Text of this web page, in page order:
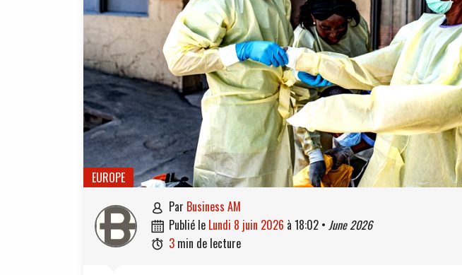
EUROPE
 par Business AM
 publié le lundi 8 juin 2026 à 18:02 • June 2026
 3 min de lecture